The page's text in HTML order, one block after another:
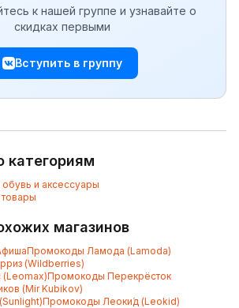
к нашей группе и узнавайте о
скидках первыми
Вступить в группу
категориям
и аксессуары
магазинов
Промокоды Ламода (Lamoda)
(Wildberries)
Промокоды Перекрёсток
(Mir Kubikov)
Промокоды Леоки́д (Leokid)